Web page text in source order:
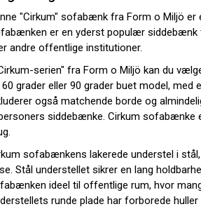
"Cirkum" sofabænk fra Form o Miljö er
er en yderst populær siddebænk
andre offentlige institutioner.
serien" fra Form o Miljö kan du
grader eller 90 grader buet model, med
også matchende borde og
siddebænke. Cirkum sofabænke
sofabænkens lakerede understel i
Stål understellet sikrer en lang
ideel til offentlige rum, hvor
runde plade har forborede